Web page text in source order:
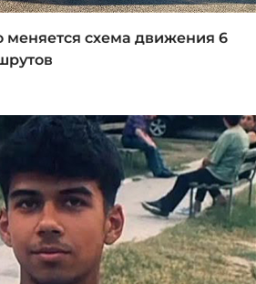
меняется схема движения 6